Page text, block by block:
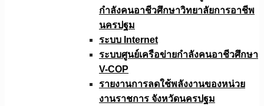
กำลังคนอาชีวศึกษาวิทยาลัยการอาชีพ
นครปฐม
ระบบ Internet
ระบบศูนย์เครือข่ายกำลังคนอาชีวศึกษา
V-COP
รายงานการลดใช้พลังงานของหน่วย
งานราชการ จังหวัดนครปฐม